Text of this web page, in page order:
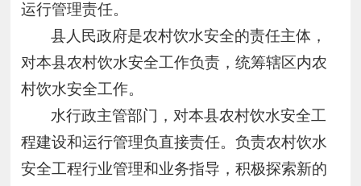
运行管理责任。
县人民政府是农村饮水安全的责任主体，
对本县农村饮水安全工作负责，统筹辖区内农
村饮水安全工作。
水行政主管部门，对本县农村饮水安全工
程建设和运行管理负直接责任。负责农村饮水
安全工程行业管理和业务指导，积极探索新的